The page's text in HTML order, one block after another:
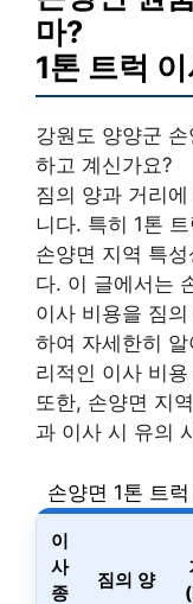
마?
1톤 트럭
강원도 양양군
하고 계신가요?
짐의 양과 거리
니다. 특히 1톤
손양면 지역 특
다. 이 글에서는
이사 비용을 짐
하여 자세한히
리적인 이사 비
또한, 손양면 지
과 이사 시 유의
손양면 1톤 트
이
사
종
짐의 양